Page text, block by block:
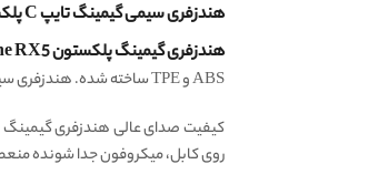
هندزفری سیمی گیمینگ تایپ C پلکستون Plextone RX5
هندزفری گیمینگ پلکستون Plextone RX5،
ABS و TPE ساخته شده. هندزفری سیمی تایپ C پلکستون Plextone RX5 با تمامی دیوایس های دارای پورت USB Type-C سازگار است.
روی کابل، میکروفون جدا شونده منعطف، درایور های قدرتمند ۱۰ میلی متری و کابل با کیفیت